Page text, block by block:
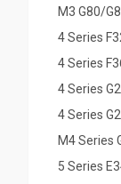
M3 G80/
4 Series
4 Series
4 Series
4 Series
M4 Series
5 Series